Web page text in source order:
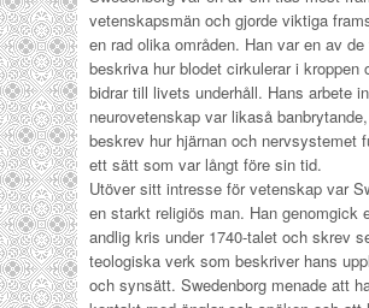
vetenskapsmän och gjorde viktiga
en rad olika områden. Han var en av
beskriva hur blodet cirkulerar i kroppen
bidrar till livets underhåll. Hans arbete
neurovetenskap var likaså
beskrev hur hjärnan och nervsystemet
ett sätt som var långt före sin tid.
Utöver sitt intresse för vetenskap var
en starkt religiös man. Han genomgick
andlig kris under 1740-talet och skrev
teologiska verk som beskriver hans
och synsätt. Swedenborg menade att